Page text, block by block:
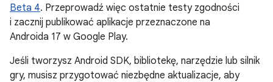
Beta 4. Przeprowadź więc ostatnie testy zgodności
i zacznij publikować aplikacje przeznaczone na
Androida 17 w Google Play.
Jeśli tworzysz Android SDK, bibliotekę, narzędzie lub silnik
gry, musisz przygotować niezbędne aktualizacje, aby